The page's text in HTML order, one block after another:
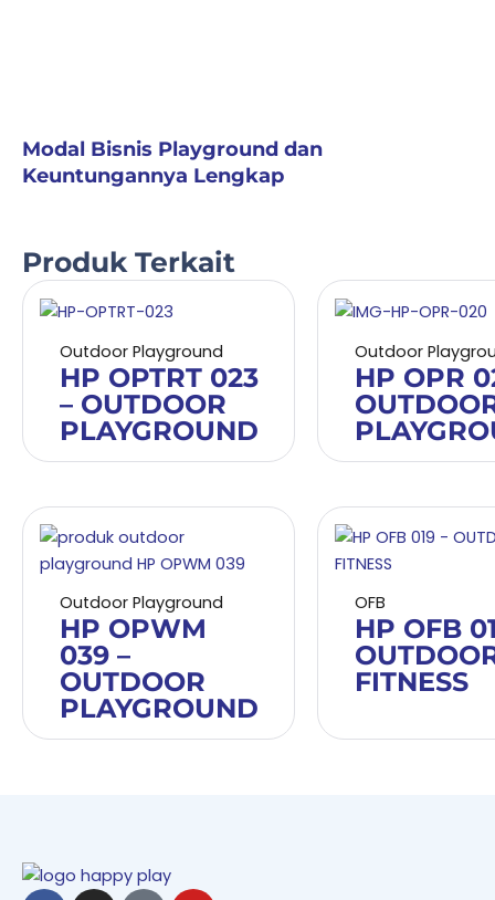
Modal Bisnis Playground dan
Keuntungannya Lengkap
Produk Terkait
Outdoor Playground
HP OPTRT 023
– OUTDOOR
PLAYGROUND
Outdoor
HP OPR
Outdoor Playground
HP OPWM
039 –
OUTDOOR
PLAYGROUND
OFB
HP OFB
FITNESS